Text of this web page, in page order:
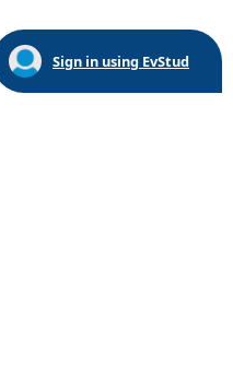
Sign in using EvStud